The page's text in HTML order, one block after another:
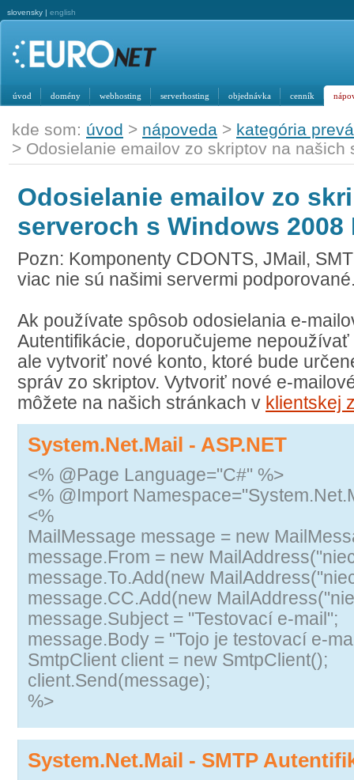
slovensky | english
úvod domény webhosting serverhosting objednávka cenník
kde som: úvod > nápoveda > kategória
> Odosielanie emailov zo skriptov na našich
Odosielanie emailov zo
serveroch s Windows 2008
Pozn: Komponenty CDONTS, JMail,
viac nie sú našimi servermi
Ak používate spôsob odosielania e-
Autentifikácie, doporučujeme
ale vytvoriť nové konto, ktoré bude
správ zo skriptov. Vytvoriť nové e-
môžete na našich stránkach v klientskej
System.Net.Mail - ASP.NET
<% @Page Language="C#" %>
<% @Import
<%
MailMessage message = new
message.From = new
message.To.Add(new
message.CC.Add(new
message.Subject = "Testovací e-mail";
message.Body = "Tojo je testovací e-
SmtpClient client = new SmtpClient();
client.Send(message);
%>
System.Net.Mail - SMTP